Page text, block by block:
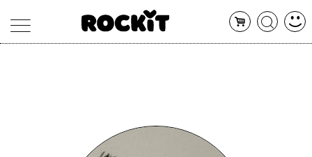
ARTISTI
CONCERTI